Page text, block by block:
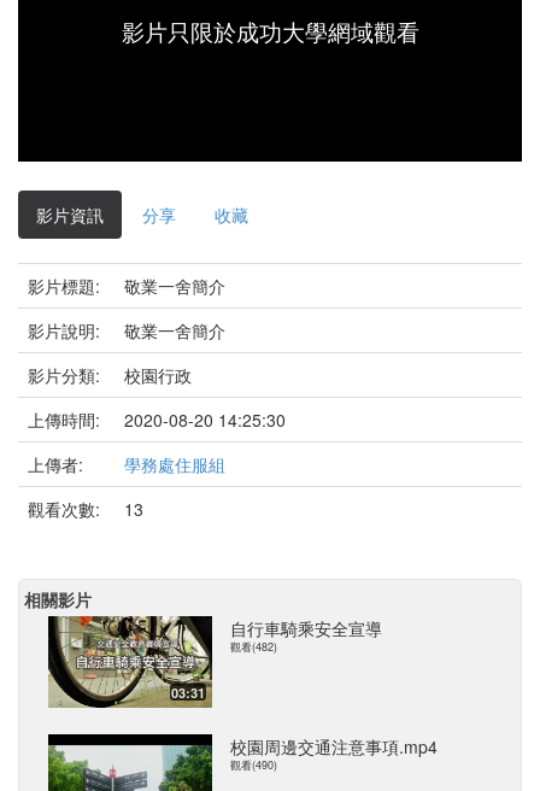
影片只限於成功大學網域觀看
影片資訊 分享 收藏
影片標題:
敬業一舍簡介
影片說明:
敬業一舍簡介
影片分類:
校園行政
上傳時間:
2020-08-20 14:25:30
上傳者:
學務處住服組
觀看次數:
13
相關影片
03:31
自行車騎乘安全宣導
觀看(482)
校園周邊交通注意事項.mp4
觀看(490)